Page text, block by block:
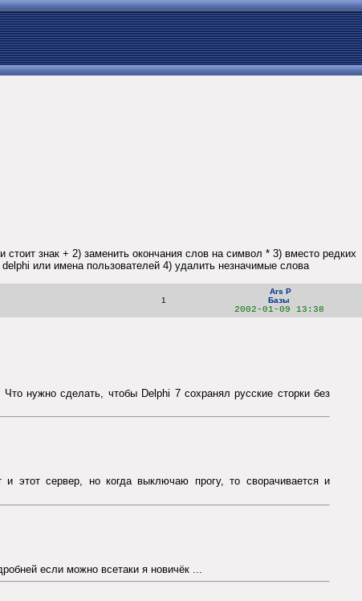
знак + 2) заменить окончания слов на символ * 3) вместо редких
или имена пользователей 4) удалить незначимые слова
1
Ars P
Базы
2002-01-09 13:38
нужно сделать, чтобы Delphi 7 сохранял русские сторки без
этот сервер, но когда выключаю прогу, то сворачивается и
если можно всетаки я новичёк ...